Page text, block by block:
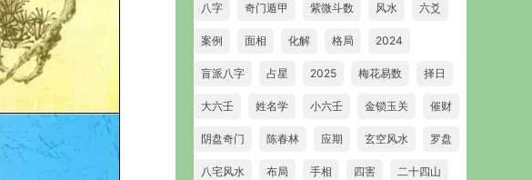
八字 奇门遁甲 紫微斗数 风水 六爻
案例 面相 化解 格局 2024
盲派八字 占星 2025 梅花易数 择日
大六壬 姓名学 小六壬 金锁玉关 催财
阴盘奇门 陈春林 应期 玄空风水 罗盘
八宅风水 布局 手相 四害 二十四山